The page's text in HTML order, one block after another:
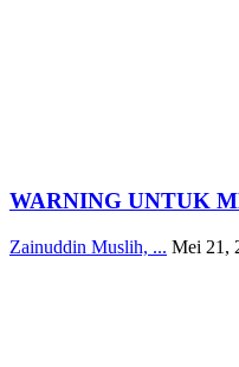
WARNING UNTUK
Zainuddin Muslih, ... Mei 21,